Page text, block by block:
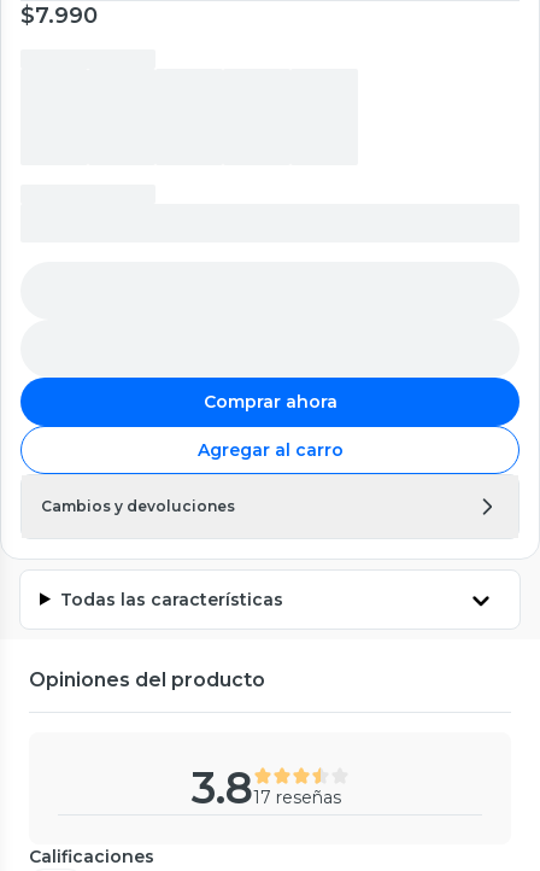
$7.990
Comprar ahora
Agregar al carro
Cambios y devoluciones
Todas las características
Opiniones del producto
3.817 reseñas
Calificaciones